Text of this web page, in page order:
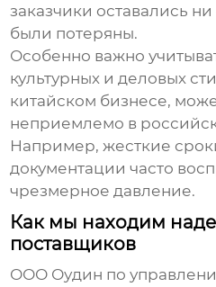
заказчики оставались
были потеряны.
Особенно важно
культурных и деловых
китайском бизнесе,
неприемлемо в
Например, жесткие
документации часто
чрезмерное давление.
Как мы находим
поставщиков
ООО Оудин по